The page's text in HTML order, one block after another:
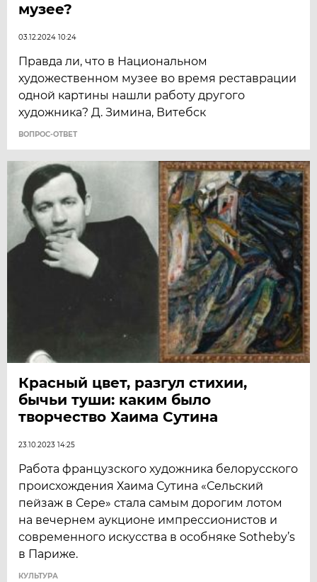
музее?
03.12.2024 10:24
Правда ли, что в Национальном
художественном музее во время реставрации
одной картины нашли работу другого
художника? Д. Зимина, Витебск
ВОПРОС-ОТВЕТ
Красный цвет, разгул стихии,
бычьи туши: каким было
творчество Хаима Сутина
23.10.2023 14:25
Работа французского художника белорусского
происхождения Хаима Сутина «Сельский
пейзаж в Сере» стала самым дорогим лотом
на вечернем аукционе импрессионистов и
современного искусства в особняке Sotheby’s
в Париже.
КУЛЬТУРА